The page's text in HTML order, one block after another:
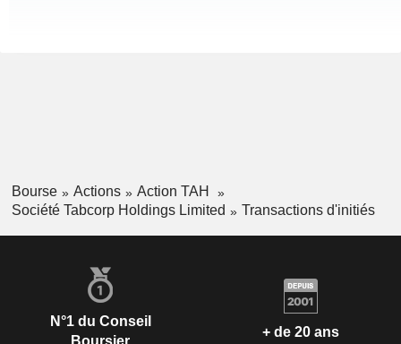
Bourse Actions
Action TAH
Société Tabcorp Holdings Limited
Transactions d'initiés
N°1 du Conseil
Boursier
+ de 20 ans